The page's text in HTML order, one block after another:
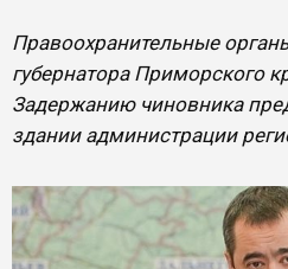
Правоохранительные
губернатора Приморского
Задержанию чиновника
здании администрации